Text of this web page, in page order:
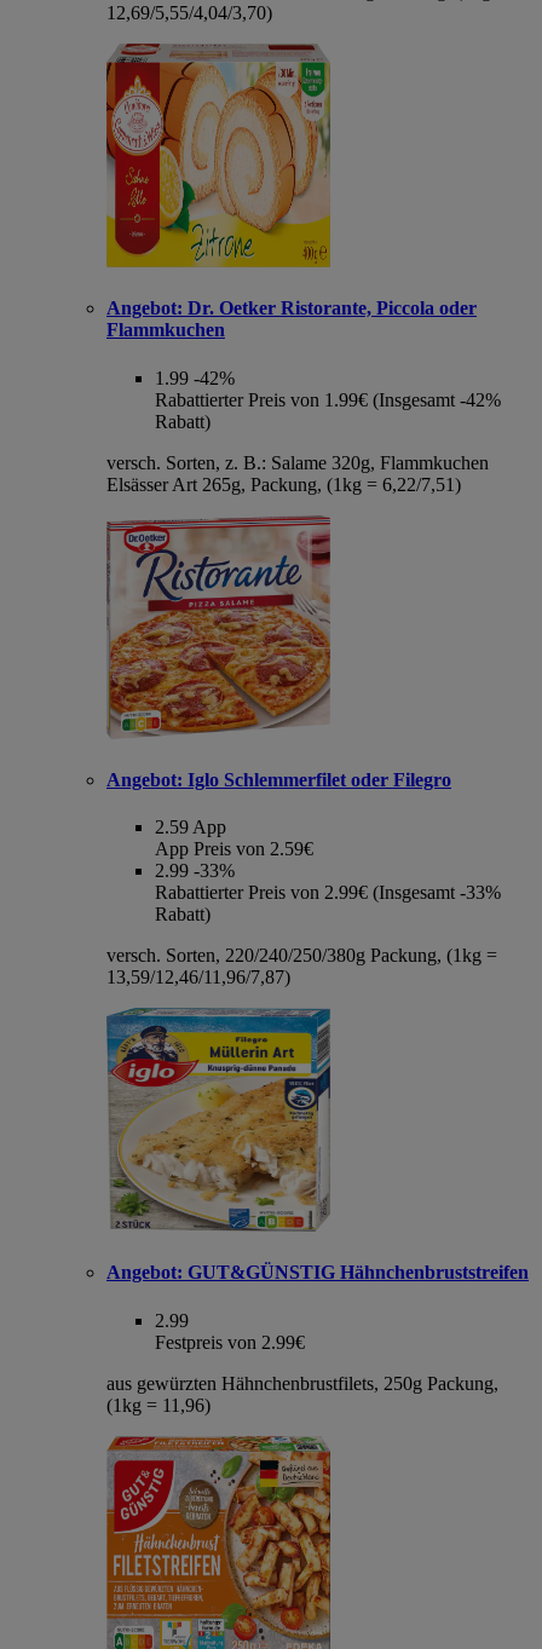
12,69/5,55/4,04/3,70)
Angebot: Dr. Oetker Ristorante, Piccola oder
Flammkuchen
1.99 -42%
Rabattierter Preis von 1.99€ (Insgesamt -42%
Rabatt)
versch. Sorten, z. B.: Salame 320g, Flammkuchen
Elsässer Art 265g, Packung, (1kg = 6,22/7,51)
Angebot: Iglo Schlemmerfilet oder Filegro
2.59 App
App Preis von 2.59€
2.99 -33%
Rabattierter Preis von 2.99€ (Insgesamt -33%
Rabatt)
versch. Sorten, 220/240/250/380g Packung, (1kg =
13,59/12,46/11,96/7,87)
Angebot: GUT&GÜNSTIG Hähnchenbruststreifen
2.99
Festpreis von 2.99€
aus gewürzten Hähnchenbrustfilets, 250g Packung,
(1kg = 11,96)